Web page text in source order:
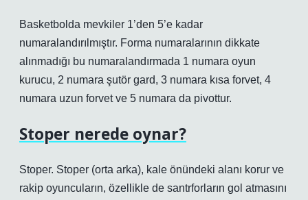
Basketbolda mevkiler 1’den 5’e kadar
numaralandırılmıştır. Forma numaralarının dikkate
alınmadığı bu numaralandırmada 1 numara oyun
kurucu, 2 numara şutör gard, 3 numara kısa forvet, 4
numara uzun forvet ve 5 numara da pivottur.
Stoper nerede oynar?
Stoper. Stoper (orta arka), kale önündeki alanı korur ve
rakip oyuncuların, özellikle de santrforların gol atmasını